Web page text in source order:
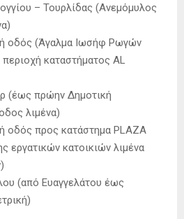
– Τουρλίδας (Ανεμόμυλος
οδός (Άγαλμα Ιωσήφ Ρωγών
καταστήματος AL
(έως πρώην Δημοτική
λιμένα)
οδός προς κατάστημα PLAZA
εργατικών κατοικιών λιμένα
(από Ευαγγελάτου έως